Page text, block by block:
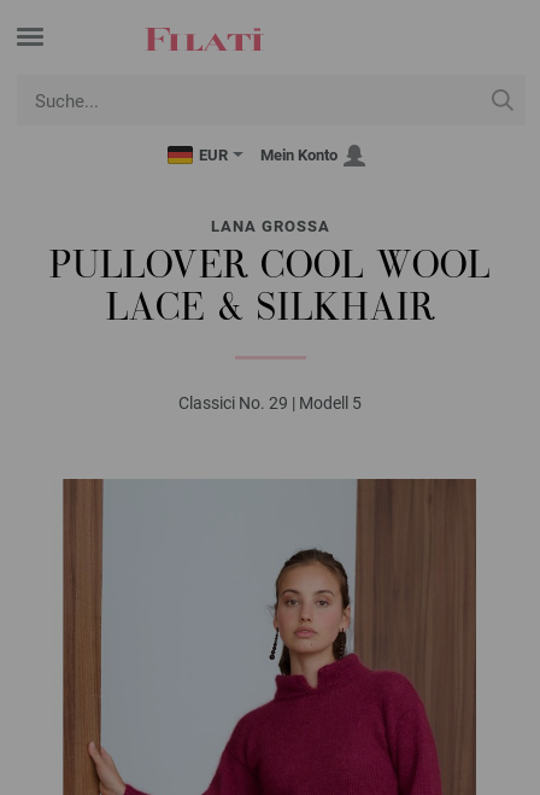
EUR Mein Konto
LANA GROSSA
PULLOVER COOL WOOL
LACE & SILKHAIR
Classici No. 29 | Modell 5